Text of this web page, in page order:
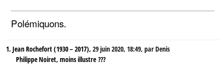
Polémiquons.
1. Jean Rochefort (1930 – 2017),29 juin 2020, 18:49,parDenis
Philippe Noiret, moins illustre ???